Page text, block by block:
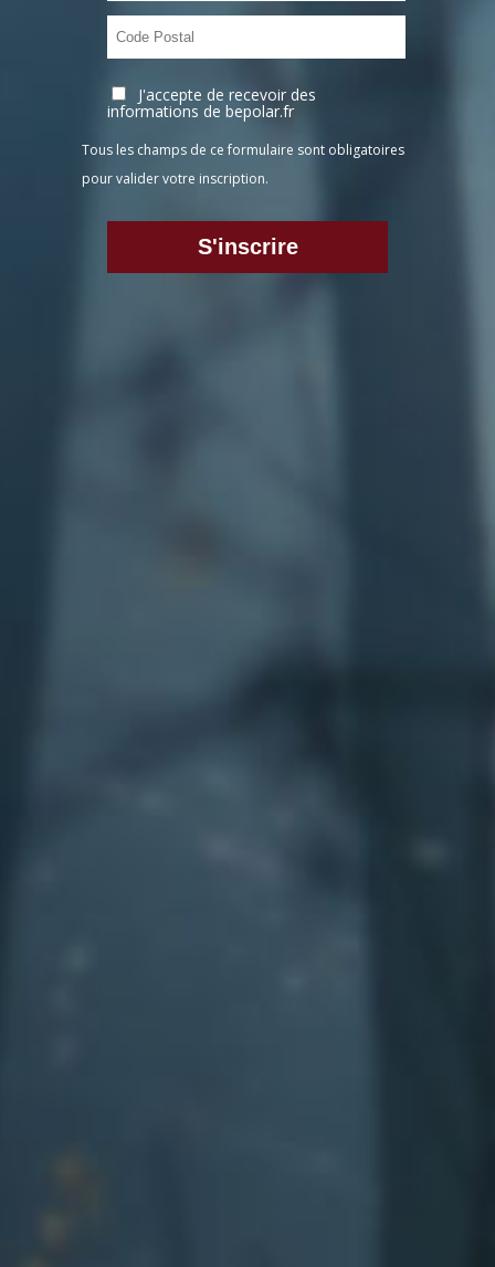
J'accepte de recevoir des
informations de bepolar.fr
Tous les champs de ce formulaire sont obligatoires
pour valider votre inscription.